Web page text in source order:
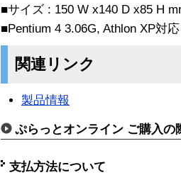
■サイズ : 150 W x140 D x85 H
■Pentium 4 3.06G, Athlon XP対応
関連リンク
製品情報
ぷらっとオンライン ご購入の
支払方法について